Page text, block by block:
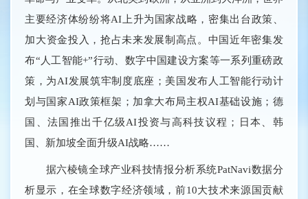
主要经济体纷纷将AI上升为国家战略，密集出台政策、
加大资金投入，抢占未来发展制高点。中国近年密集发
布“人工智能+”行动、数字中国建设方案等一系列重磅政
策，为AI发展筑牢制度底座；美国发布人工智能行动计
划与国家AI政策框架；加拿大布局主权AI基础设施；德
国、法国推出千亿级AI投资与高科技议程；日本、韩
国、新加坡全面升级AI战略……
据六棱镜全球产业科技情报分析系统PatNavi数据分
析显示，在全球数字经济领域，前10大技术来源国贡献